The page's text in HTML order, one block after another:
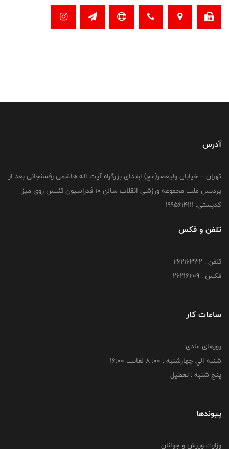
آدرس
تهران – خیابان ولیعصر(عج) ابتدای بزرگراه آیت اله هاشمی رفسنجانی بعد از
پردیس ملت مجموعه ورزشی انقلاب سالن 10 فدراسیون تنیس روی میز
کدپستی: 1995614111
تلفن و فکس
تلفن : 26216332
فکس : 26216209
ساعات کار
روزهای عادی:
شنبه الي چهارشنبه : 00: 8 لغايت 16:00
پنج شنبه : تعطیل
پیوندها
وزارت ورزش و جوانان